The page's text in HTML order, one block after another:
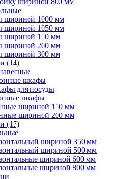
шириной 800 мм
шириной 1000 мм
шириной 1050 мм
шириной 150 мм
шириной 200 мм
шириной 300 мм
(14)
шкафы
для посуды
шкафы
шириной 150 мм
шириной 200 мм
(17)
шириной 350 мм
шириной 500 мм
шириной 600 мм
шириной 800 мм